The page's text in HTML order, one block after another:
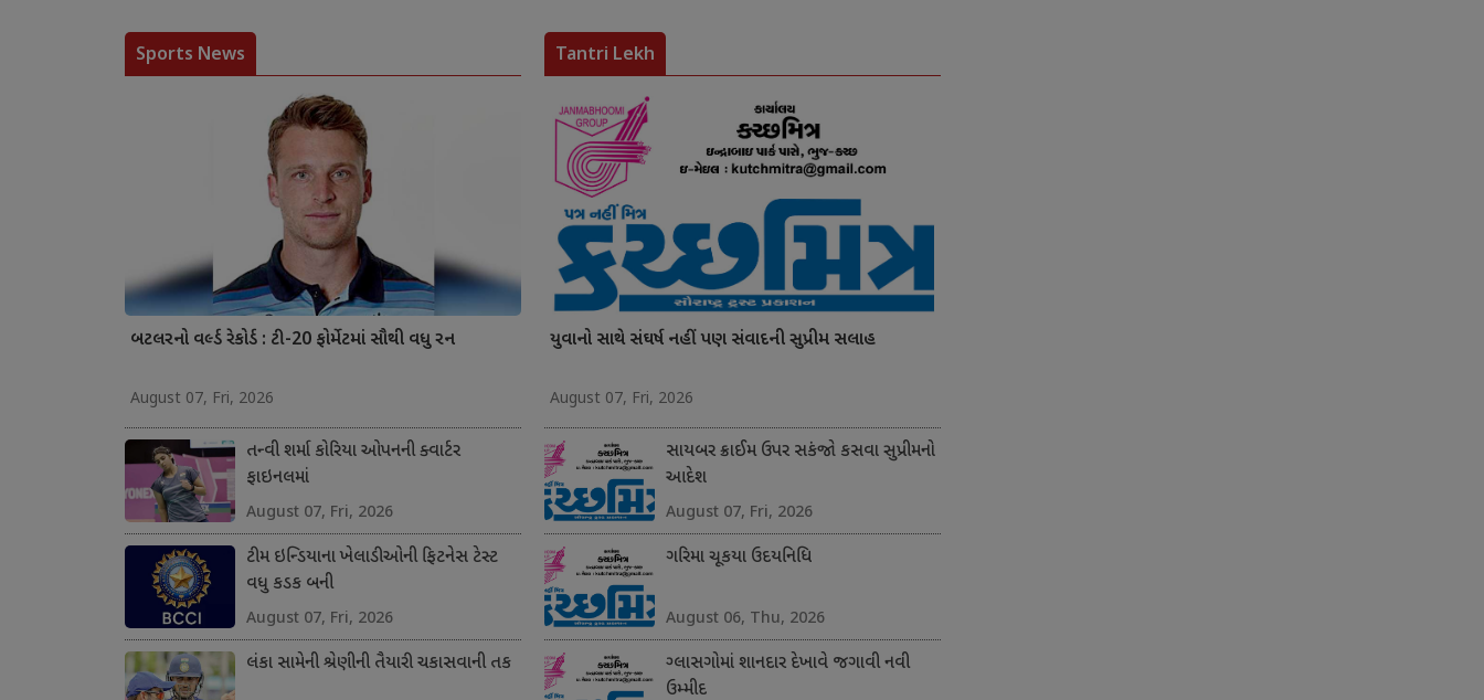
Sports News
બટલરનો વર્લ્ડ રેકોર્ડ : ટી-20 ફોર્મેટમાં સૌથી વધુ રન
August 07, Fri, 2026
તન્વી શર્મા કોરિયા ઓપનની ક્વાર્ટર
ફાઇનલમાં
August 07, Fri, 2026
ટીમ ઇન્ડિયાના ખેલાડીઓની ફિટનેસ ટેસ્ટ
વધુ કડક બની
August 07, Fri, 2026
લંકા સામેની શ્રેણીની તૈયારી ચકાસવાની તક
Tantri Lekh
યુવાનો સાથે સંઘર્ષ નહીં પણ સંવાદની સુપ્રીમ સલાહ
August 07, Fri, 2026
સાયબર ક્રાઈમ ઉપર સકંજો કસવા સુપ્રીમનો
આદેશ
August 07, Fri, 2026
ગરિમા ચૂકયા ઉદયનિધિ
August 06, Thu, 2026
ગ્લાસગોમાં શાનદાર દેખાવે જગાવી નવી
ઉમ્મીદ